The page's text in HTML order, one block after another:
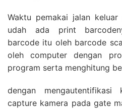
Waktu pemakai jalan
udah ada print
barcode itu oleh barcode
oleh computer dengan
program serta menghitung
dengan
capture kamera pada gate